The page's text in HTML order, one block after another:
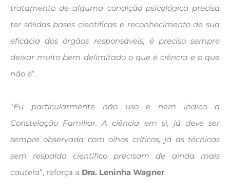
tratamento de alguma condição psicológica precisa
ter sólidas bases científicas e reconhecimento de sua
eficácia dos órgãos responsáveis, é preciso sempre
deixar muito bem delimitado o que é ciência e o que
não é”.
“Eu particularmente não uso e nem indico a
Constelação Familiar. A ciência em si, já deve ser
sempre observada com olhos críticos, já as técnicas
sem respaldo científico precisam de ainda mais
cautela”, reforça a Dra. Leninha Wagner.